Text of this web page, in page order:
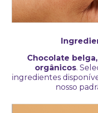
Chocolate
orgânicos.
ingredientes
nosso